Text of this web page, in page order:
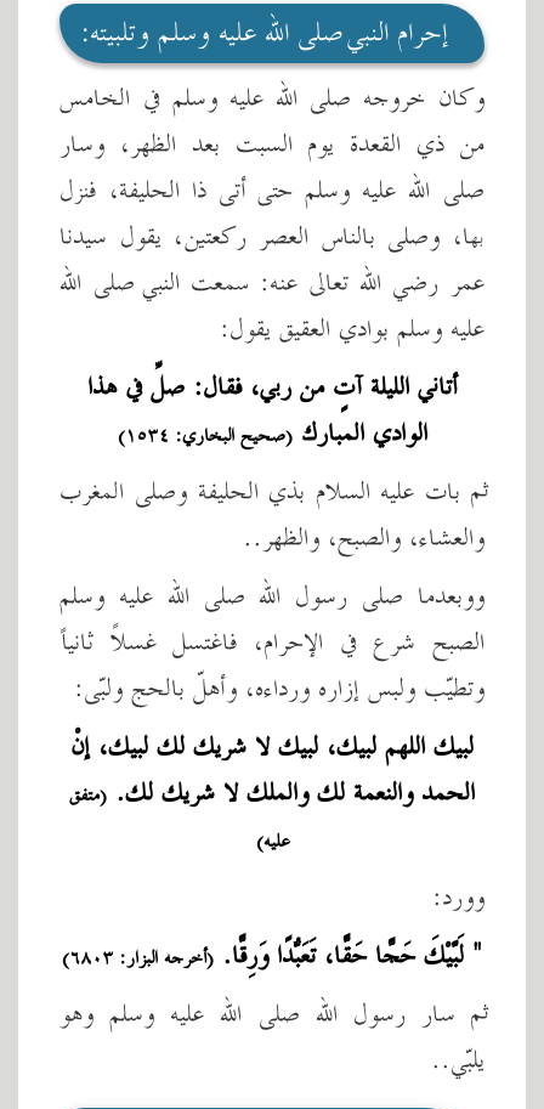
إحرام النبي صلى الله عليه وسلم وتلبيته:
وكان خروجه صلى الله عليه وسلم في الخامس
من ذي القعدة يوم السبت بعد الظهر، وسار
صلى الله عليه وسلم حتى أتى ذا الحليفة، فنزل
بها، وصلى بالناس العصر ركعتين، يقول سيدنا
عمر رضي الله تعالى عنه: سمعت النبي صلى الله
عليه وسلم بوادي العقيق يقول:
أتاني الليلة آتٍ من ربي، فقال: صلِّ في هذا
الوادي المبارك(صحيح البخاري: ١٥٣٤)
ثم بات عليه السلام بذي الحليفة وصلى المغرب
والعشاء، والصبح، والظهر..
ووبعدما صلى رسول الله صلى الله عليه وسلم
الصبح شرع في الإحرام، فاغتسل غسلاً ثانياً
وتطيّب ولبس إزاره ورداءه، وأهلّ بالحج ولبّى:
لبيك اللهم لبيك، لبيك لا شريك لك لبيك، إنْ
الحمد والنعمة لك والملك لا شريك لك. (متفق
عليه)
وورد:
" لَبَّيْكَ حَجًّا حَقًّا، تَعَبُّدًا وَرِقًّا. (أخرجه البزار: ٦٨٠٣)
ثم سار رسول الله صلى الله عليه وسلم وهو
يلبّي..